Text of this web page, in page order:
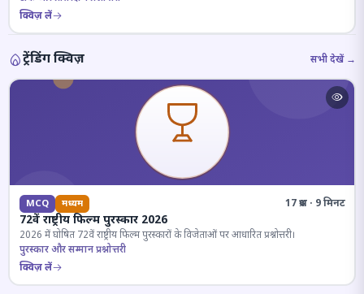
क्विज़ लें
ट्रेंडिंग क्विज़ सभी देखें →
MCQ मध्यम 17 प्रश्न · 9 मिनट
72वें राष्ट्रीय फिल्म पुरस्कार 2026
2026 में घोषित 72वें राष्ट्रीय फिल्म पुरस्कारों के विजेताओं पर आधारित प्रश्नोत्तरी।
पुरस्कार और सम्मान प्रश्नोत्तरी
क्विज़ लें